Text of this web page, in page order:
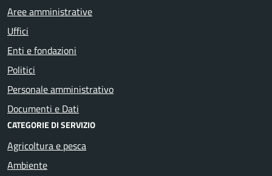
Aree amministrative
Uffici
Enti e fondazioni
Politici
Personale amministrativo
Documenti e Dati
CATEGORIE DI SERVIZIO
Agricoltura e pesca
Ambiente